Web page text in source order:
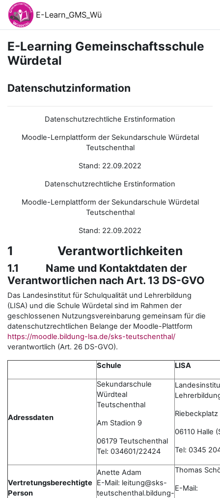
Zum Hauptinhalt
E-Learn_GMS_Wü
E-Learning Gemeinschaftsschule
Würdetal
Datenschutzinformation
Datenschutzrechtliche Erstinformation
Moodle-Lernplattform der Sekundarschule Würdetal
Teutschenthal
Stand: 22.09.2022
Datenschutzrechtliche Erstinformation
Moodle-Lernplattform der Sekundarschule Würdetal
Teutschenthal
Stand: 22.09.2022
1 Verantwortlichkeiten
1.1 Name und Kontaktdaten der
Verantwortlichen nach Art. 13 DS-GVO
Das Landesinstitut für Schulqualität und Lehrerbildung
(LISA) und die Schule Würdetal sind im Rahmen der
geschlossenen Nutzungsvereinbarung gemeinsam für die
datenschutzrechtlichen Belange der Moodle-Plattform
https://moodle.bildung-lsa.de/sks-teutschenthal/
verantwortlich (Art. 26 DS-GVO).
Schule LISA
Adressdaten
Sekundarschule
Würdteal
Teutschenthal
Am Stadion 9
06179 Teutschenthal
Tel: 034601/22424
Riebeckplatz
06110 Halle
Tel: 0345
Vertretungsberechtigte
Person
Anette Adam
E-Mail: leitung@sks-
teutschenthal.bildung-
Thomas
E-Mail: